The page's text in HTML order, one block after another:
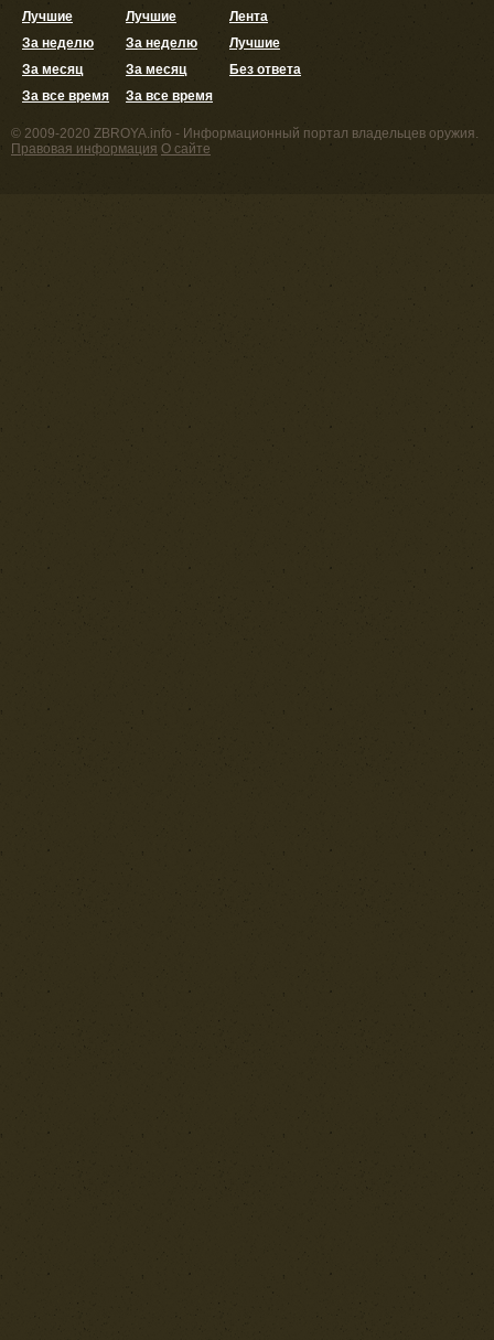
Лучшие
За неделю
За месяц
За все время
Лучшие
За неделю
За месяц
За все время
Лента
Лучшие
Без ответа
© 2009-2020 ZBROYA.info - Информационный портал владельцев оружия.
Правовая информация О сайте